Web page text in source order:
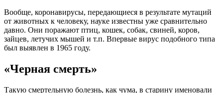
Вообще, коронавирусы, передающиеся в результате мутаций
от животных к человеку, науке известны уже сравнительно
давно. Они поражают птиц, кошек, собак, свиней, коров,
зайцев, летучих мышей и т.п. Впервые вирус подобного типа
был выявлен в 1965 году.
«Черная смерть»
Такую смертельную болезнь, как чума, в старину именовали